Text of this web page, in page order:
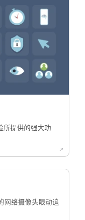
提供的强大功
网络摄像头眼动追